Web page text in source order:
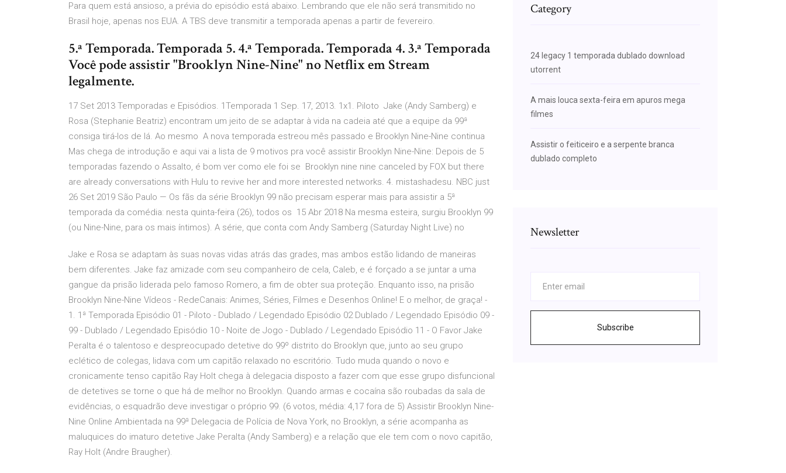
Para quem está ansioso, a prévia do episódio está abaixo. Lembrando que ele não será transmitido no
Brasil hoje, apenas nos EUA. A TBS deve transmitir a temporada apenas a partir de fevereiro.
5.ª Temporada. Temporada 5. 4.ª Temporada. Temporada 4. 3.ª Temporada
Você pode assistir "Brooklyn Nine-Nine" no Netflix em Stream
legalmente.
17 Set 2013 Temporadas e Episódios. 1Temporada 1 Sep. 17, 2013. 1x1. Piloto Jake (Andy Samberg) e
Rosa (Stephanie Beatriz) encontram um jeito de se adaptar à vida na cadeia até que a equipe da 99ª
consiga tirá-los de lá. Ao mesmo A nova temporada estreou mês passado e Brooklyn Nine-Nine continua
Mas chega de introdução e aqui vai a lista de 9 motivos pra você assistir Brooklyn Nine-Nine: Depois de 5
temporadas fazendo o Assalto, é bom ver como ele foi se Brooklyn nine nine canceled by FOX but there
are already conversations with Hulu to revive her and more interested networks. 4. mistashadesu. NBC just
26 Set 2019 São Paulo — Os fãs da série Brooklyn 99 não precisam esperar mais para assistir a 5ª
temporada da comédia: nesta quinta-feira (26), todos os 15 Abr 2018 Na mesma esteira, surgiu Brooklyn 99
(ou Nine-Nine, para os mais íntimos). A série, que conta com Andy Samberg (Saturday Night Live) no
Jake e Rosa se adaptam às suas novas vidas atrás das grades, mas ambos estão lidando de maneiras
bem diferentes. Jake faz amizade com seu companheiro de cela, Caleb, e é forçado a se juntar a uma
gangue da prisão liderada pelo famoso Romero, a fim de obter sua proteção. Enquanto isso, na prisão
Brooklyn Nine-Nine Vídeos - RedeCanais: Animes, Séries, Filmes e Desenhos Online! E o melhor, de graça! -
1. 1ª Temporada Episódio 01 - Piloto - Dublado / Legendado Episódio 02 Dublado / Legendado Episódio 09 -
99 - Dublado / Legendado Episódio 10 - Noite de Jogo - Dublado / Legendado Episódio 11 - O Favor Jake
Peralta é o talentoso e despreocupado detetive do 99º distrito do Brooklyn que, junto ao seu grupo
eclético de colegas, lidava com um capitão relaxado no escritório. Tudo muda quando o novo e
cronicamente tenso capitão Ray Holt chega à delegacia disposto a fazer com que esse grupo disfuncional
de detetives se torne o que há de melhor no Brooklyn. Quando armas e cocaína são roubadas da sala de
evidências, o esquadrão deve investigar o próprio 99. (6 votos, média: 4,17 fora de 5) Assistir Brooklyn Nine-
Nine Online Ambientada na 99ª Delegacia de Polícia de Nova York, no Brooklyn, a série acompanha as
maluquices do imaturo detetive Jake Peralta (Andy Samberg) e a relação que ele tem com o novo capitão,
Ray Holt (Andre Braugher).
Category
24 legacy 1 temporada dublado download
utorrent
A mais louca sexta-feira em apuros mega
filmes
Assistir o feiticeiro e a serpente branca
dublado completo
Newsletter
Subscribe